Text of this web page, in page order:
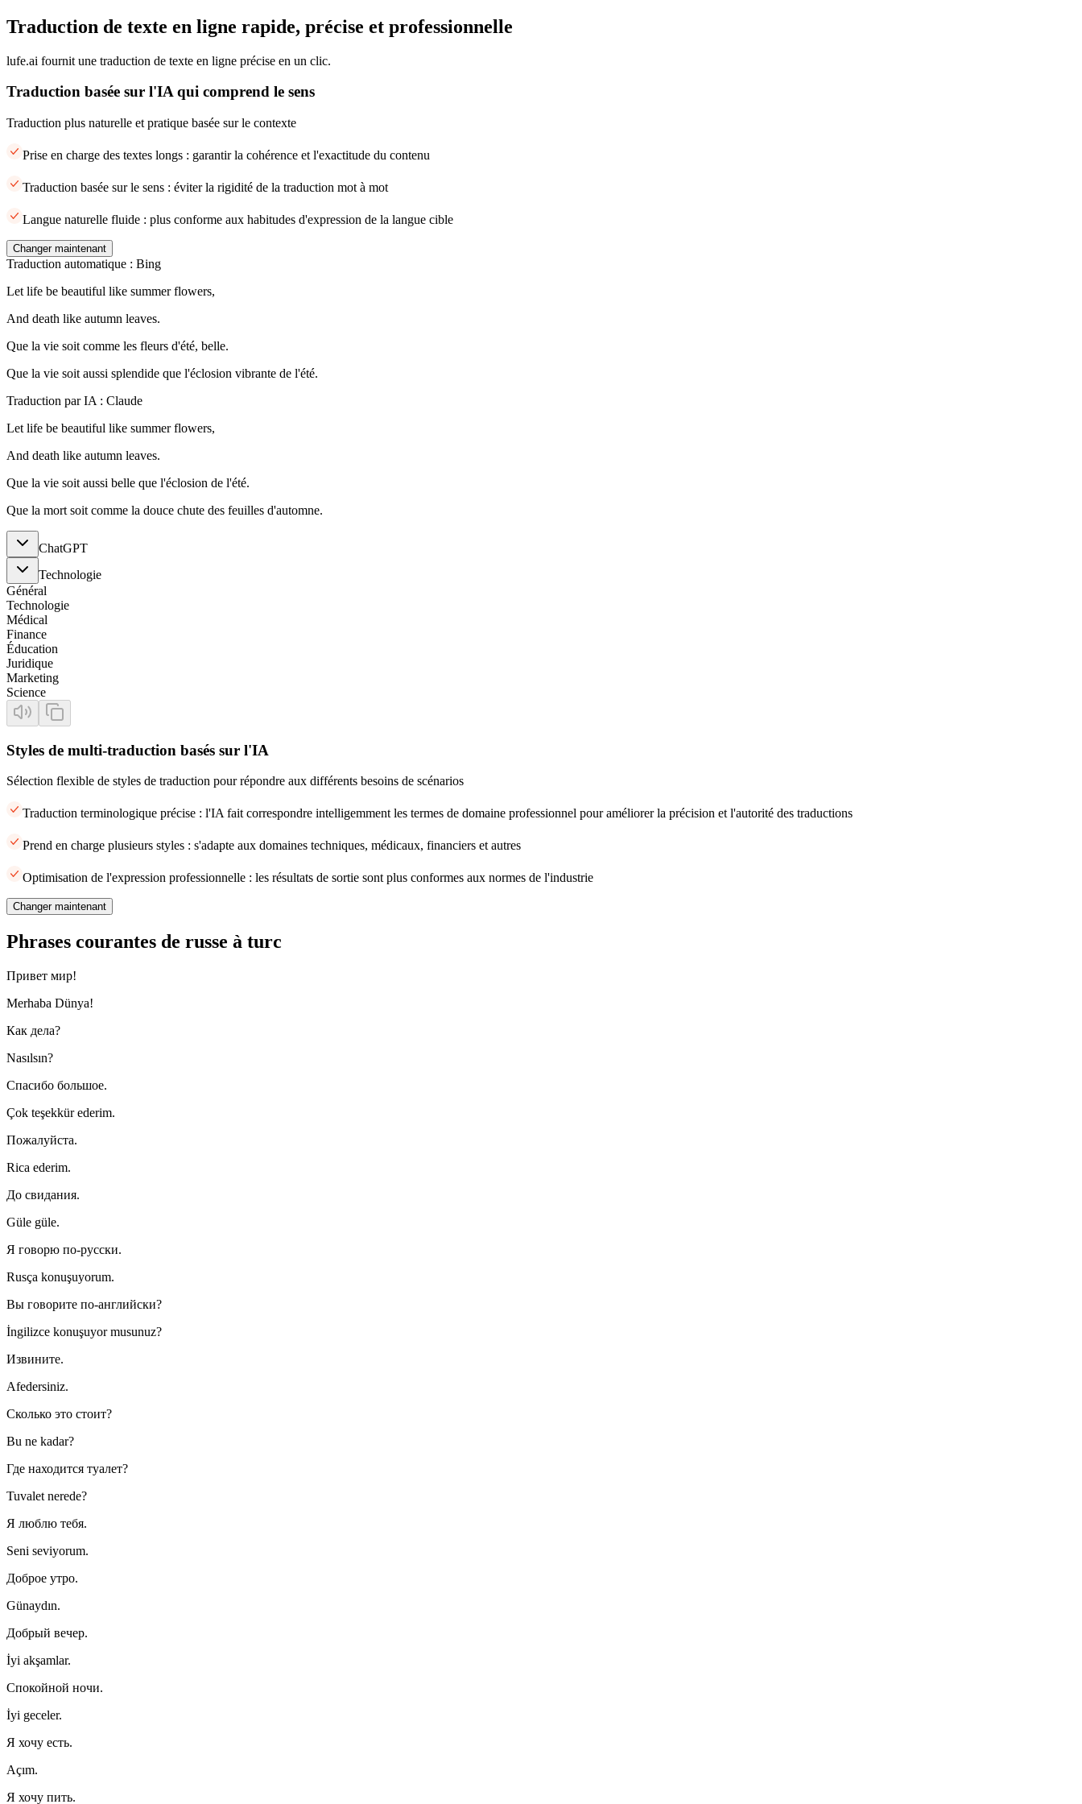
Traduction de texte en ligne rapide, précise et professionnelle
lufe.ai fournit une traduction de texte en ligne précise en un clic.
Traduction basée sur l'IA qui comprend le sens
Traduction plus naturelle et pratique basée sur le contexte
Prise en charge des textes longs : garantir la cohérence et l'exactitude du contenu
Traduction basée sur le sens : éviter la rigidité de la traduction mot à mot
Langue naturelle fluide : plus conforme aux habitudes d'expression de la langue cible
Changer maintenant
Traduction automatique : Bing
Let life be beautiful like summer flowers,
And death like autumn leaves.
Que la vie soit comme les fleurs d'été, belle.
Que la vie soit aussi splendide que l'éclosion vibrante de l'été.
Traduction par IA : Claude
Let life be beautiful like summer flowers,
And death like autumn leaves.
Que la vie soit aussi belle que l'éclosion de l'été.
Que la mort soit comme la douce chute des feuilles d'automne.
ChatGPT
Technologie
Général
Technologie
Médical
Finance
Éducation
Juridique
Marketing
Science
Styles de multi-traduction basés sur l'IA
Sélection flexible de styles de traduction pour répondre aux différents besoins de scénarios
Traduction terminologique précise : l'IA fait correspondre intelligemment les termes de domaine professionnel pour améliorer la précision et l'autorité des traductions
Prend en charge plusieurs styles : s'adapte aux domaines techniques, médicaux, financiers et autres
Optimisation de l'expression professionnelle : les résultats de sortie sont plus conformes aux normes de l'industrie
Changer maintenant
Phrases courantes de russe à turc
Привет мир!
Merhaba Dünya!
Как дела?
Nasılsın?
Спасибо большое.
Çok teşekkür ederim.
Пожалуйста.
Rica ederim.
До свидания.
Güle güle.
Я говорю по-русски.
Rusça konuşuyorum.
Вы говорите по-английски?
İngilizce konuşuyor musunuz?
Извините.
Afedersiniz.
Сколько это стоит?
Bu ne kadar?
Где находится туалет?
Tuvalet nerede?
Я люблю тебя.
Seni seviyorum.
Доброе утро.
Günaydın.
Добрый вечер.
İyi akşamlar.
Спокойной ночи.
İyi geceler.
Я хочу есть.
Açım.
Я хочу пить.